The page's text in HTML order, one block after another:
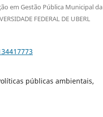
em Gestão Pública Municipal da
FEDERAL DE UBERL
públicas ambientais,